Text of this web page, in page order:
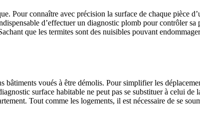
Pour connaître avec précision la surface de chaque pièce
d’effectuer un diagnostic plomb pour contrôler sa
que les termites sont des nuisibles pouvant
voués à être démolis. Pour simplifier les
surface habitable ne peut pas se substituer à celui de
Tout comme les logements, il est nécessaire de se